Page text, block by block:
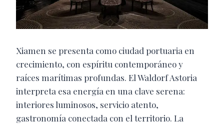
Xiamen se presenta como ciudad portuaria en
crecimiento, con espíritu contemporáneo y
raíces marítimas profundas. El Waldorf Astoria
interpreta esa energía en una clave serena:
interiores luminosos, servicio atento,
gastronomía conectada con el territorio. La